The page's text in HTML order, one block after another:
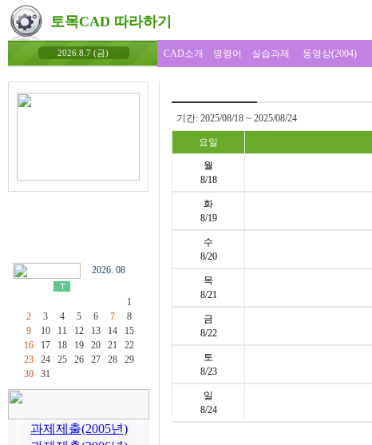
토목CAD 따라하기
2026.8.7 (금) CAD소개 명령어 실습과제 동영상(2004)
2026. 08
1
2
3 4 5 6 7
8
9
10 11 12 13 14
15
16
17 18 19 20 21
22
23
24 25 26 27 28
29
30
31
기간: 2025/08/18 ~ 2025/08/24
요일
월
8/18
화
8/19
수
8/20
목
8/21
금
8/22
토
8/23
일
8/24